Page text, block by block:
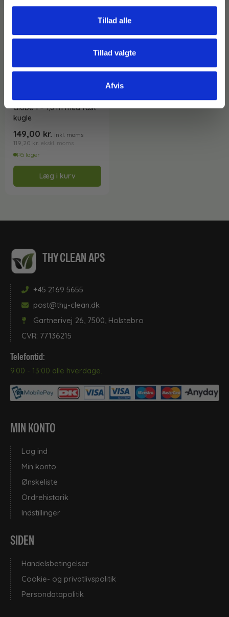
Tillad alle
Tillad valgte
Afvis
Globe 1 – 1,8 m med fast
kugle
149,00 kr. inkl. moms
119,20 kr. ekskl. moms
På lager
Læg i kurv
THY CLEAN APS
+45 2169 5655
post@thy-clean.dk
Gartnerivej 26, 7500, Holstebro
CVR: 77136215
Telefontid:
9.00 - 13:00 alle hverdage.
MIN KONTO
Log ind
Min konto
Ønskeliste
Ordrehistorik
Indstillinger
SIDEN
Handelsbetingelser
Cookie- og privatlivspolitik
Persondatapolitik